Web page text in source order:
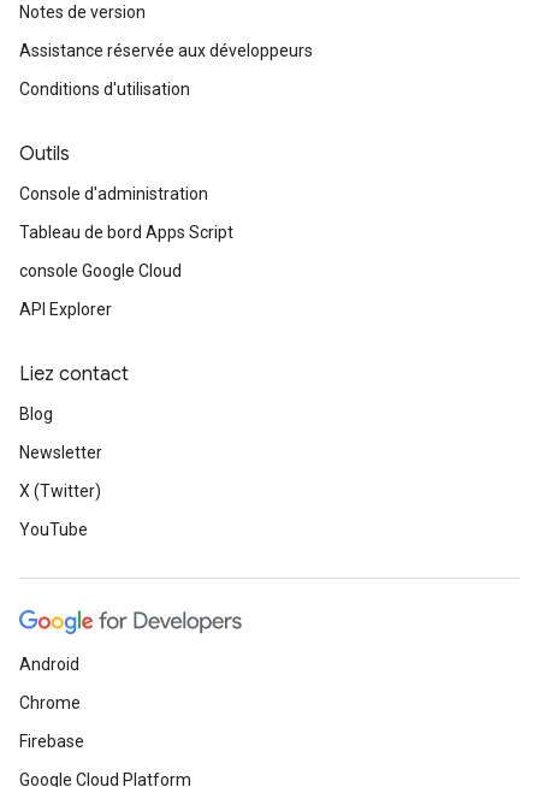
Notes de version
Assistance réservée aux développeurs
Conditions d'utilisation
Outils
Console d'administration
Tableau de bord Apps Script
console Google Cloud
API Explorer
Liez contact
Blog
Newsletter
X (Twitter)
YouTube
Android
Chrome
Firebase
Google Cloud Platform